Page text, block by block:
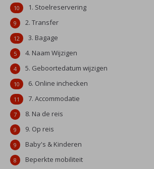
1. Stoelreservering
10
2. Transfer
9
3. Bagage
12
4. Naam Wijzigen
5
5. Geboortedatum wijzigen
4
6. Online inchecken
10
7. Accommodatie
11
8. Na de reis
7
9. Op reis
9
Baby's & Kinderen
9
Beperkte mobiliteit
8